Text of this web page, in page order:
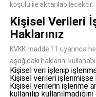
koşulu ile aktarılabilecektir.
Kişisel Verileri
Haklarınız
KVKK madde 11 uyarınca
aşağıdaki haklarını
Kişisel veri işlenip
Kişisel verileri
Kişisel verilerin işlenme
kullanılıp